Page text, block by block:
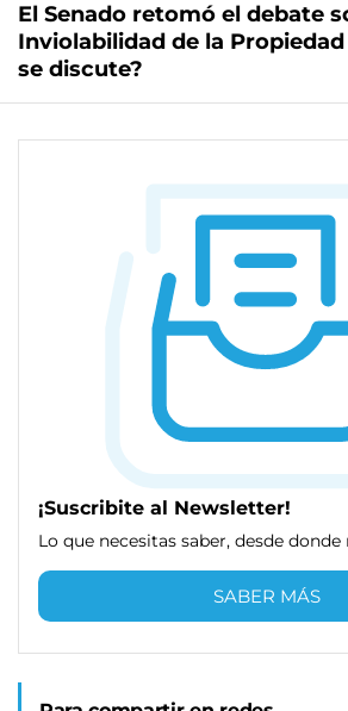
El Senado retomó el debate
Inviolabilidad de la
se discute?
¡Suscribite al Newsletter!
Lo que necesitas saber, desde donde
SABER MÁS